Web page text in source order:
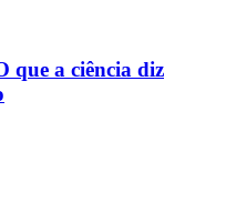
que a ciência diz